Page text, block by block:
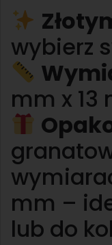
wybierz
mm x 13
mm –
lub do